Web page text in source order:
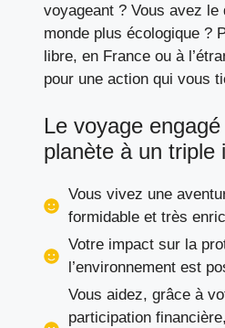
voyageant ? Vous avez le
monde plus écologique ?
libre, en France ou à
pour une action qui vous
Le voyage
planète à un triple
Vous vivez une
formidable et très
Votre impact sur la
l’environnement est
Vous aidez, grâce à
participation